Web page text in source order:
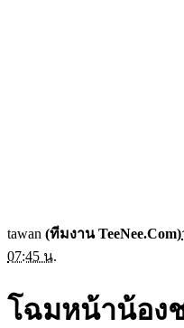
tawan (ทีมงาน TeeNee.Com)
07:45 น.
โฉมหน้าน้อง